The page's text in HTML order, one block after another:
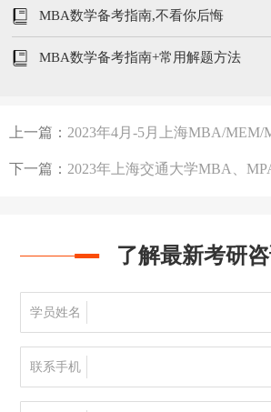
MBA数学备考指南,不看你后悔
MBA数学备考指南+常用解题方法
上一篇： 2023年4月-5月上海MBA/MEM/
提前面试时间
下一篇： 2023年上海交通大学MBA、
了解最新考研
学员姓名
联系手机